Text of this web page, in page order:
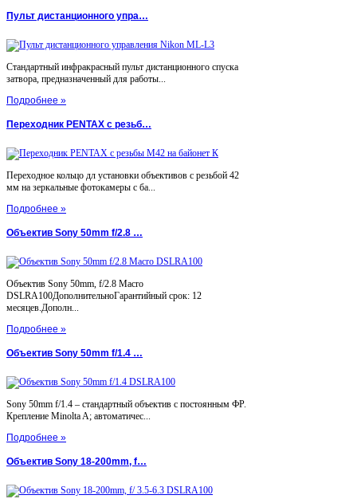
Пульт дистанционного упра…
Стандартный инфракрасный пульт дистанционного спуска
затвора, предназначенный для работы...
Подробнее »
Переходник PENTAX с резьб…
Переходное кольцо дл установки объективов с резьбой 42
мм на зеркальные фотокамеры с ба...
Подробнее »
Объектив Sony 50mm f/2.8 …
Объектив Sony 50mm, f/2.8 Macro
DSLRA100ДополнительноГарантийный срок: 12
месяцев.Дополн...
Подробнее »
Объектив Sony 50mm f/1.4 …
Sony 50mm f/1.4 – стандартный объектив с постоянным ФР.
Крепление Minolta A; автоматичес...
Подробнее »
Объектив Sony 18-200mm, f…